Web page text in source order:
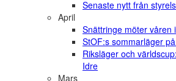
Senaste nytt från
April
Snättringe möter våren
StOF:s sommarläger
Riksläger och
Idre
Mars